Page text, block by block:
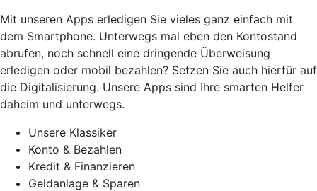
Mit unseren Apps erledigen Sie vieles ganz einfach mit
dem Smartphone. Unterwegs mal eben den Kontostand
abrufen, noch schnell eine dringende Überweisung
erledigen oder mobil bezahlen? Setzen Sie auch hierfür auf
die Digitalisierung. Unsere Apps sind Ihre smarten Helfer
daheim und unterwegs.
Unsere Klassiker
Konto & Bezahlen
Kredit & Finanzieren
Geldanlage & Sparen